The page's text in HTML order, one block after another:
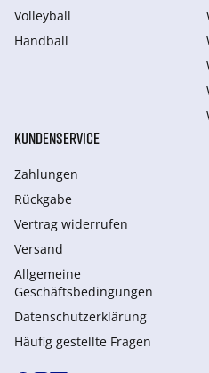
Volleyball
Handball
KUNDENSERVICE
Zahlungen
Rückgabe
Vertrag widerrufen
Versand
Allgemeine
Geschäftsbedingungen
Datenschutzerklärung
Häufig gestellte Fragen